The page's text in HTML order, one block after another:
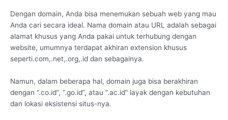
Dengan domain, Anda bisa menemukan sebuah web yang mau
Anda cari secara ideal. Nama domain atau URL adalah sebagai
alamat khusus yang Anda pakai untuk terhubung dengan
website, umumnya terdapat akhiran extension khusus
seperti.com,.net,.org,.id dan sebagainya.
Namun, dalam beberapa hal, domain juga bisa berakhiran
dengan “.co.id”, “.go.id”, atau “.ac.id” layak dengan kebutuhan
dan lokasi eksistensi situs-nya.